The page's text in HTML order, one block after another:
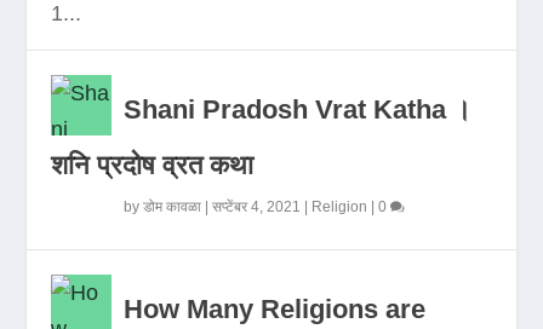
1...
Shani Pradosh Vrat Katha ।
शनि प्रदोष व्रत कथा
byडोम कावळा |सप्टेंबर 4, 2021 Religion |0
How Many Religions are